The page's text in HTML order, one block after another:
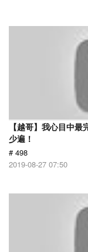
【越哥】我心目中
少遍！
# 498
2019-08-27 07:50